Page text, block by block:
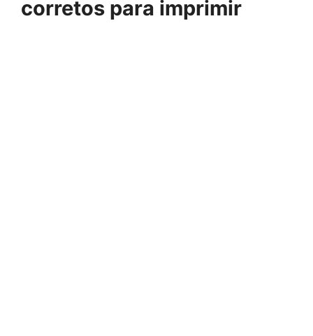
corretos para imprimir